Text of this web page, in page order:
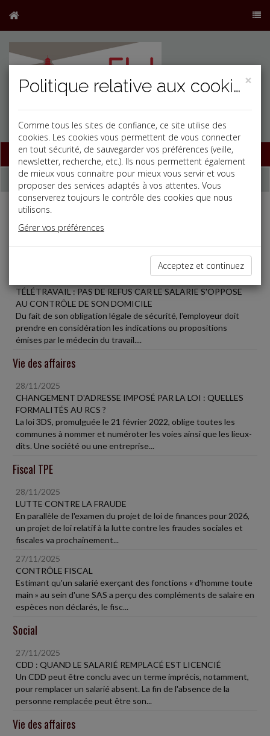
Base documentaire
Dépêches
Liste des dernières dépêches
TÉLÉTRAVAIL : PAS DE REFUS CAR LE SALARIE S'OPPOSE
AU CONTRÔLE DE SON DOMICILE
Du fait de son obligation légale de sécurité, l'employeur doit
prendre en considération les indications ou propositions
émises par le médecin du travail....
Vie des affaires
28/11/2025
CHANGEMENT D'ADRESSE IMPOSÉ PAR LA LOI : QUELLES
FORMALITÉS AU RCS ?
La loi 3DS, promulguée le 21 février 2022, oblige toutes les
communes à nommer et numéroter les voies ainsi que les lieux-
dits. Une société ou une entreprise...
Fiscal TPE
28/11/2025
LUTTE CONTRE LA FRAUDE
En parallèle de l'examen du projet de loi de finances pour 2026,
un projet de loi relatif à la lutte contre les fraudes sociales et
fiscales va prochainement...
27/11/2025
CONTRÔLE FISCAL
Estimant qu'un salarié exerçant des fonctions « d'homme toute
main » au sein d'une SAS a perçu des compléments de salaire en
espèces non déclarés, le fisc...
Social
27/11/2025
CDD : QUAND LE SALARIÉ REMPLACÉ EST LICENCIÉ
Un CDD peut être conclu avec un terme imprécis, notamment,
pour remplacer un salarié absent. La fin de l'absence de la
personne remplacée peut être son...
Vie des affaires
×
Politique relative aux cookies
Comme tous les sites de confiance, ce site utilise des
cookies. Les cookies vous permettent de vous connecter
en tout sécurité, de sauvegarder vos préférences (veille,
newsletter, recherche, etc.). Ils nous permettent également
de mieux vous connaitre pour mieux vous servir et vous
proposer des services adaptés à vos attentes. Vous
conserverez toujours le contrôle des cookies que nous
utilisons.
Gérer vos préférences
Acceptez et continuez